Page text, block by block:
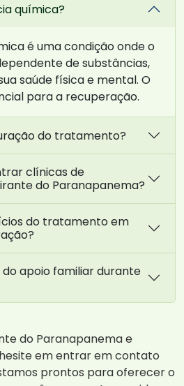
química?
é uma condição onde o
de substâncias,
saúde física e mental. O
para a recuperação.
do tratamento?
clínicas de
do Paranapanema?
do tratamento em
apoio familiar durante
do Paranapanema e
em entrar em contato
prontos para oferecer o